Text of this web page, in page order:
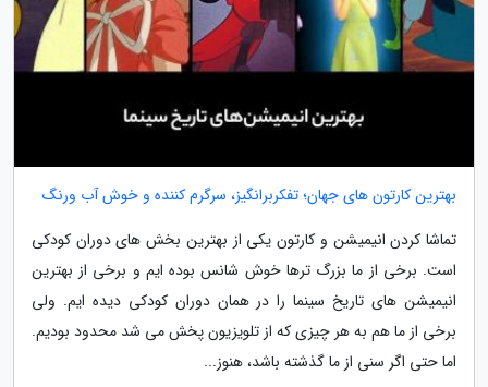
بهترین کارتون های جهان؛ تفکربرانگیز، سرگرم کننده و خوش آب ورنگ
تماشا کردن انیمیشن و کارتون یکی از بهترین بخش های دوران کودکی
است. برخی از ما بزرگ ترها خوش شانس بوده ایم و برخی از بهترین
انیمیشن های تاریخ سینما را در همان دوران کودکی دیده ایم. ولی
برخی از ما هم به هر چیزی که از تلویزیون پخش می شد محدود بودیم.
اما حتی اگر سنی از ما گذشته باشد، هنوز...